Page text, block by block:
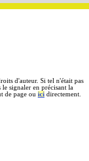
d'auteur. Si tel n'était pas
signaler en précisant la
de page ou ici directement.